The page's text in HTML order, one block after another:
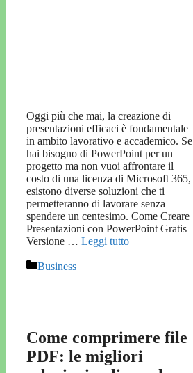
Oggi più che mai, la creazione di
presentazioni efficaci è fondamentale
in ambito lavorativo e accademico. Se
hai bisogno di PowerPoint per un
progetto ma non vuoi affrontare il
costo di una licenza di Microsoft 365,
esistono diverse soluzioni che ti
permetteranno di lavorare senza
spendere un centesimo. Come Creare
Presentazioni con PowerPoint Gratis
Versione … Leggi tutto
Categorie
Business
Come comprimere file
PDF: le migliori